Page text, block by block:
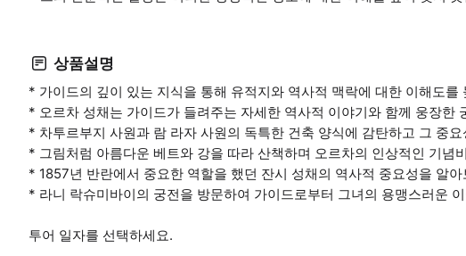
상품설명
* 가이드의 깊이 있는 지식을 통해 유적지와 역사적 맥락에 대한 이해도를
* 오르차 성채는 가이드가 들려주는 자세한 역사적 이야기와 함께 웅장한
* 차투르부지 사원과 람 라자 사원의 독특한 건축 양식에 감탄하고 그 중
* 그림처럼 아름다운 베트와 강을 따라 산책하며 오르차의 인상적인 기념
* 1857년 반란에서 중요한 역할을 했던 잔시 성채의 역사적 중요성을 알아
* 라니 락슈미바이의 궁전을 방문하여 가이드로부터 그녀의 용맹스러운
투어 일자를 선택하세요.